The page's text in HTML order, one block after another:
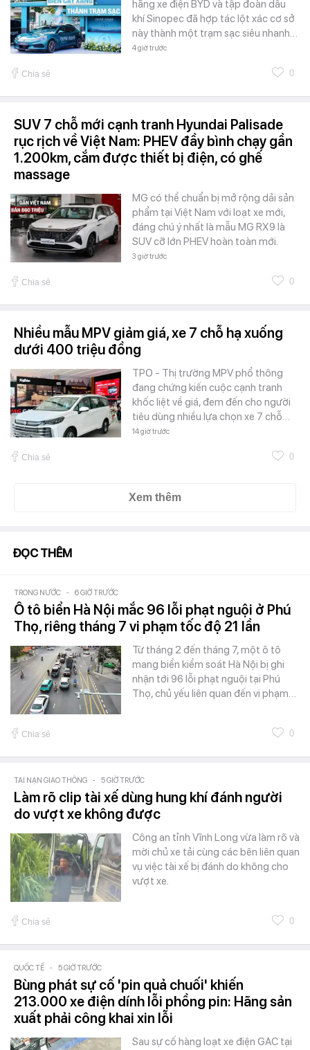
hãng xe điện BYD và tập đoàn dầu
khí Sinopec đã hợp tác lột xác cơ sở
này thành một trạm sạc siêu nhanh…
4 giờ trước
Chia sẻ 0
SUV 7 chỗ mới cạnh tranh Hyundai Palisade
rục rịch về Việt Nam: PHEV đầy bình chạy gần
1.200km, cắm được thiết bị điện, có ghế
massage
MG có thể chuẩn bị mở rộng dải sản
phẩm tại Việt Nam với loạt xe mới,
đáng chú ý nhất là mẫu MG RX9 là
SUV cỡ lớn PHEV hoàn toàn mới.
3 giờ trước
Chia sẻ 0
Nhiều mẫu MPV giảm giá, xe 7 chỗ hạ xuống
dưới 400 triệu đồng
TPO - Thị trường MPV phổ thông
đang chứng kiến cuộc cạnh tranh
khốc liệt về giá, đem đến cho người
tiêu dùng nhiều lựa chọn xe 7 chỗ…
14 giờ trước
Chia sẻ 0
Xem thêm
ĐỌC THÊM
TRONG NƯỚC - 6 GIỜ TRƯỚC
Ô tô biển Hà Nội mắc 96 lỗi phạt nguội ở Phú
Thọ, riêng tháng 7 vi phạm tốc độ 21 lần
Từ tháng 2 đến tháng 7, một ô tô
mang biển kiểm soát Hà Nội bị ghi
nhận tới 96 lỗi phạt nguội tại Phú
Thọ, chủ yếu liên quan đến vi phạm…
Chia sẻ 0
TAI NẠN GIAO THÔNG - 5 GIỜ TRƯỚC
Làm rõ clip tài xế dùng hung khí đánh người
do vượt xe không được
Công an tỉnh Vĩnh Long vừa làm rõ và
mời chủ xe tải cùng các bên liên quan
vụ việc tài xế bị đánh do không cho
vượt xe.
Chia sẻ 0
QUỐC TẾ - 5 GIỜ TRƯỚC
Bùng phát sự cố 'pin quả chuối' khiến
213.000 xe điện dính lỗi phồng pin: Hãng sản
xuất phải công khai xin lỗi
Sau sự cố hàng loạt xe điện GAC tại